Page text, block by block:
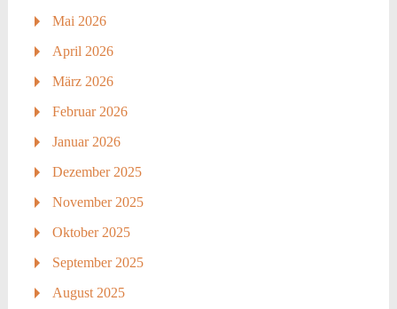
Mai 2026
April 2026
März 2026
Februar 2026
Januar 2026
Dezember 2025
November 2025
Oktober 2025
September 2025
August 2025